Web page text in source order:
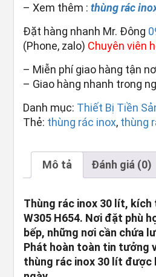
– Xem thêm :thùng rác
Đặt hàng nhanh Mr. Đông
(Phone, zalo) Chuyên viên
– Miễn phí giao hàng tận
– Giao hàng nhanh trong
Danh mục: Thiết Bị Tiền
Thẻ: thùng rác inox, thùng
Mô tả Đánh giá (0)
Thùng rác inox 30 lít,
W305 H654. Nơi đặt phù
bếp, những nơi cần chứa
Phát hoàn toàn tin tưởng
thùng rác inox 30 lít được